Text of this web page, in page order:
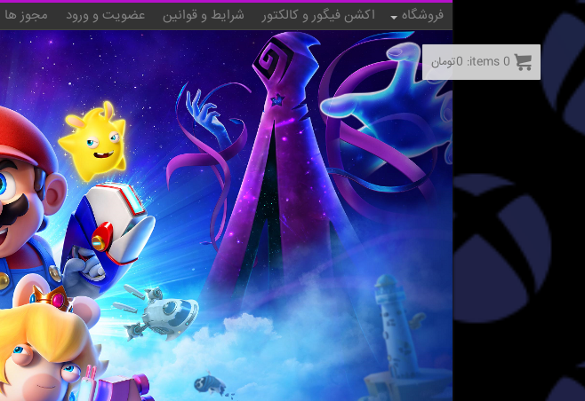
فروشگاه اکشن فیگور و کالکتور شرایط و قوانین عضویت و ورود مجوز ها
0
items:
0تومان